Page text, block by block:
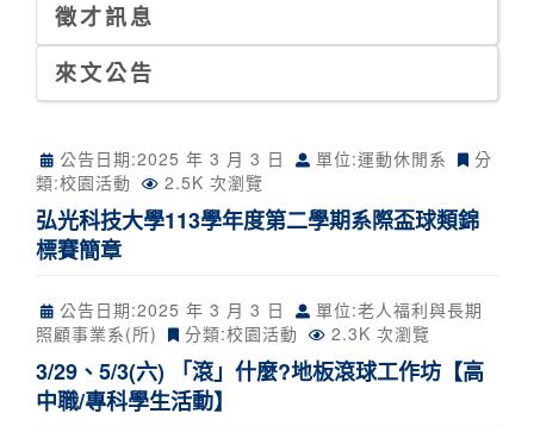
徵才訊息
來文公告
公告日期:2025 年 3 月 3 日 單位:運動休閒系
分
類:校園活動 2.5K 次瀏覽
弘光科技大學113學年度第二學期系際盃球類錦
標賽簡章
公告日期:2025 年 3 月 3 日
單位:老人福利與長期
照顧事業系(所)
分類:校園活動 2.3K 次瀏覽
3/29、5/3(六) 「滾」什麼?地板滾球工作坊【高
中職/專科學生活動】